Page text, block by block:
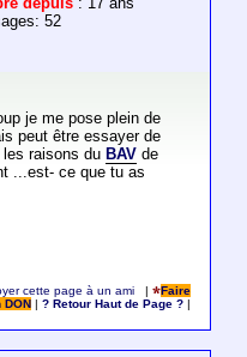
52
je me pose plein de
peut être essayer de
raisons du BAVde
...est- ce que tu as
cette page à un ami |
Faire
DON
|? Retour Haut de Page ?